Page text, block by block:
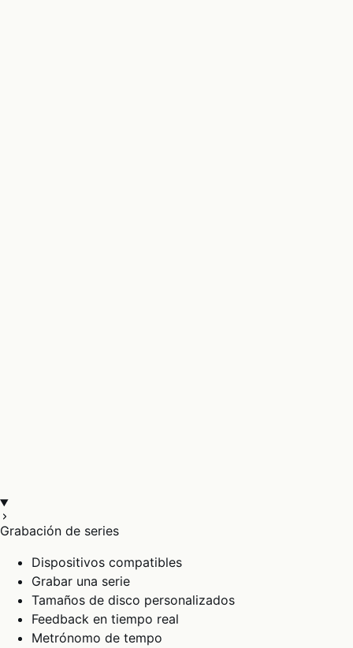
Grabación de series
Dispositivos compatibles
Grabar una serie
Tamaños de disco personalizados
Feedback en tiempo real
Metrónomo de tempo